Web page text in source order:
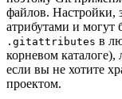
файлов. Настройки,
атрибутами и могут
.gitattributes в
корневом каталоге),
если вы не хотите
проектом.